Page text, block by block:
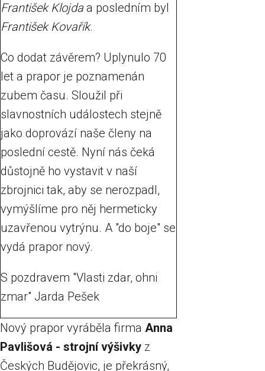
František Klojda a posledním byl
František Kovařík.
Co dodat závěrem? Uplynulo 70
let a prapor je poznamenán
zubem času. Sloužil při
slavnostních událostech stejně
jako doprovází naše členy na
poslední cestě. Nyní nás čeká
důstojně ho vystavit v naší
zbrojnici tak, aby se nerozpadl,
vymýšlíme pro něj hermeticky
uzavřenou vytrýnu. A "do boje" se
vydá prapor nový.
S pozdravem "Vlasti zdar, ohni
zmar" Jarda Pešek
Nový prapor vyráběla firma Anna
Pavlišová - strojní výšivky z
Českých Budějovic, je překrásný,